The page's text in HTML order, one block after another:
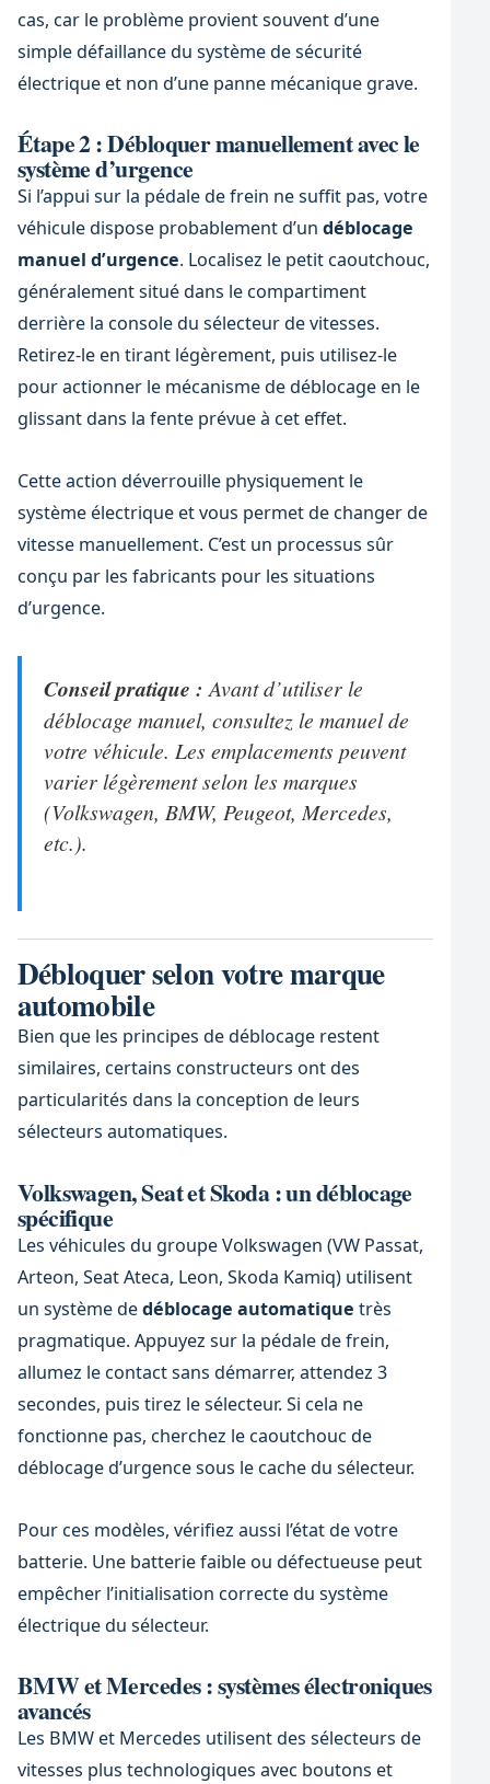
cas, car le problème provient souvent d’une
simple défaillance du système de sécurité
électrique et non d’une panne mécanique grave.
Étape 2 : Débloquer manuellement avec le
système d’urgence
Si l’appui sur la pédale de frein ne suffit pas, votre
véhicule dispose probablement d’un déblocage
manuel d’urgence. Localisez le petit caoutchouc,
généralement situé dans le compartiment
derrière la console du sélecteur de vitesses.
Retirez-le en tirant légèrement, puis utilisez-le
pour actionner le mécanisme de déblocage en le
glissant dans la fente prévue à cet effet.
Cette action déverrouille physiquement le
système électrique et vous permet de changer de
vitesse manuellement. C’est un processus sûr
conçu par les fabricants pour les situations
d’urgence.
Conseil pratique : Avant d’utiliser le
déblocage manuel, consultez le manuel de
votre véhicule. Les emplacements peuvent
varier légèrement selon les marques
(Volkswagen, BMW, Peugeot, Mercedes,
etc.).
Débloquer selon votre marque
automobile
Bien que les principes de déblocage restent
similaires, certains constructeurs ont des
particularités dans la conception de leurs
sélecteurs automatiques.
Volkswagen, Seat et Skoda : un déblocage
spécifique
Les véhicules du groupe Volkswagen (VW Passat,
Arteon, Seat Ateca, Leon, Skoda Kamiq) utilisent
un système dedéblocage automatique très
pragmatique. Appuyez sur la pédale de frein,
allumez le contact sans démarrer, attendez 3
secondes, puis tirez le sélecteur. Si cela ne
fonctionne pas, cherchez le caoutchouc de
déblocage d’urgence sous le cache du sélecteur.
Pour ces modèles, vérifiez aussi l’état de votre
batterie. Une batterie faible ou défectueuse peut
empêcher l’initialisation correcte du système
électrique du sélecteur.
BMW et Mercedes : systèmes électroniques
avancés
Les BMW et Mercedes utilisent des sélecteurs de
vitesses plus technologiques avec boutons et